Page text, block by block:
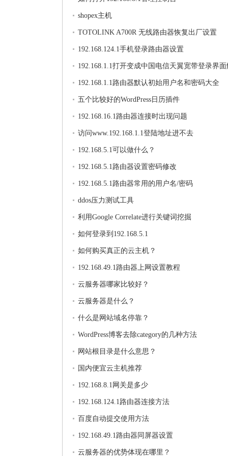
shopex主机
TOTOLINK A700R 无线路由器恢复出厂设置
192.168.124.1手机登录路由器设置
192.168.1.1打开变成中国电信天翼宽带登录界
法
192.168.1.1路由器默认初始用户名和密码大全
五个比较好的WordPress日历插件
192.168.16.1路由器连接时出现问题
访问www.192.168.1.1登陆地址进不去
192.168.5.1可以做什么？
192.168.5.1路由器设置密码修改
192.168.5.1路由器常用的用户名/密码
ddos压力测试工具
利用Google Correlate进行关键词挖掘
如何登录到192.168.5.1
如何购买真正的云主机？
192.168.49.1路由器上网设置教程
云服务器哪家比较好？
云服务器是什么？
什么是网站域名停靠？
WordPress博客去除category的几种方法
网站根目录是什么意思？
国内便宜云主机推荐
192.168.8.1网关是多少
192.168.124.1路由器连接方法
百度自动提交使用方法
192.168.49.1路由器同屏器设置
云服务器的优势体现在哪里？